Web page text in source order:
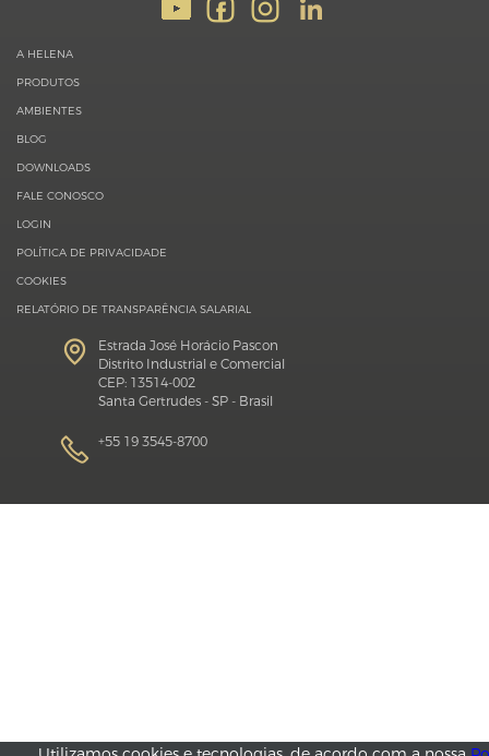
A HELENA
PRODUTOS
AMBIENTES
BLOG
DOWNLOADS
FALE CONOSCO
LOGIN
POLÍTICA DE PRIVACIDADE
COOKIES
RELATÓRIO DE TRANSPARÊNCIA SALARIAL
Estrada José Horácio Pascon
Distrito Industrial e Comercial
CEP: 13514-002
Santa Gertrudes - SP - Brasil
+55 19 3545-8700